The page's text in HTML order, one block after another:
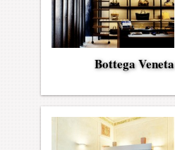
Bottega Veneta